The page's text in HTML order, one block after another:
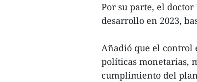
Por su parte, el
desarrollo en 2023,
Añadió que el control
políticas monetarias,
cumplimiento del